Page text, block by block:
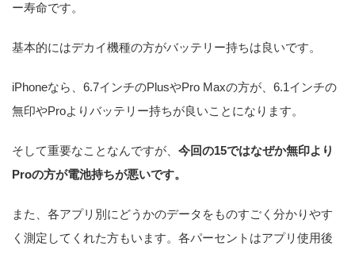
ー寿命です。
基本的にはデカイ機種の方がバッテリー持ちは良いです。
iPhoneなら、6.7インチのPlusやPro Maxの方が、6.1インチの
無印やProよりバッテリー持ちが良いことになります。
そして重要なことなんですが、 今回の15ではなぜか無印より
Proの方が電池持ちが悪いです。
また、各アプリ別にどうかのデータをものすごく分かりやす
く測定してくれた方もいます。各パーセントはアプリ使用後